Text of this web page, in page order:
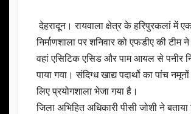
देहरादून। रायवाला क्षेत्र के हरिपुरकलां में
निर्माणशाला पर शनिवार को एफडीए की टीम ने
वहां एसिटिक एसिड और पाम आयल से पनीर
पाया गया। संदिग्ध खाद्य पदार्थो का पांच
लिए प्रयोगशाला भेजा गया है।
जिला अभिहित अधिकारी पीसी जोशी ने बताया